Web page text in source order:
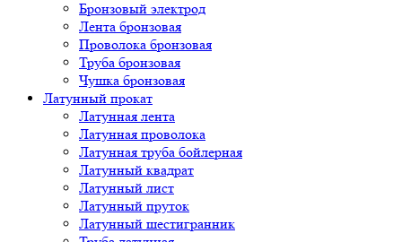
Бронзовый электрод
Лента бронзовая
Проволока бронзовая
Труба бронзовая
Чушка бронзовая
Латунный прокат
Латунная лента
Латунная проволока
Латунная труба бойлерная
Латунный квадрат
Латунный лист
Латунный пруток
Латунный шестигранник